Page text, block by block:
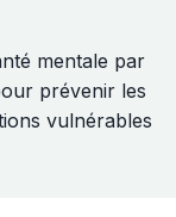
mentale par
prévenir les
vulnérables